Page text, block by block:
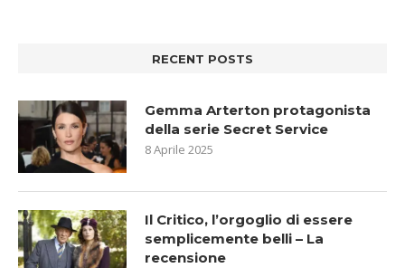
RECENT POSTS
Gemma Arterton protagonista
della serie Secret Service
8 Aprile 2025
Il Critico, l’orgoglio di essere
semplicemente belli – La
recensione